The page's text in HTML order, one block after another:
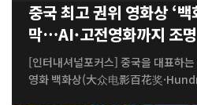
중국 최고 권위 영화상 ‘
막…AI·고전영화까지 조명
[인터내셔널포커스] 중국을 대표하
영화 백화상(大众电影百花奖